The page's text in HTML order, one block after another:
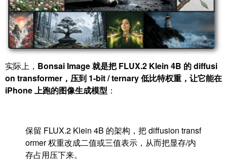
实际上， Bonsai Image 就是把 FLUX.2 Klein 4B 的 diffusi
on transformer，压到 1-bit / ternary 低比特权重，让它能在
iPhone 上跑的图像生成模型 ：
保留 FLUX.2 Klein 4B 的架构，把 diffusion transf
ormer 权重改成二值或三值表示，从而把显存/内
存占用压下来。